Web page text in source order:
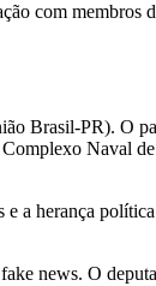
com membros
Brasil-PR). O
Naval
a herança
news. O